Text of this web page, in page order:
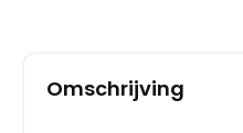
Omschrijving